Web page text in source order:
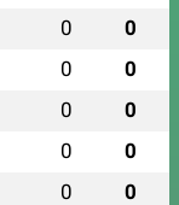
0 0
0 0
0 0
0 0
0 0